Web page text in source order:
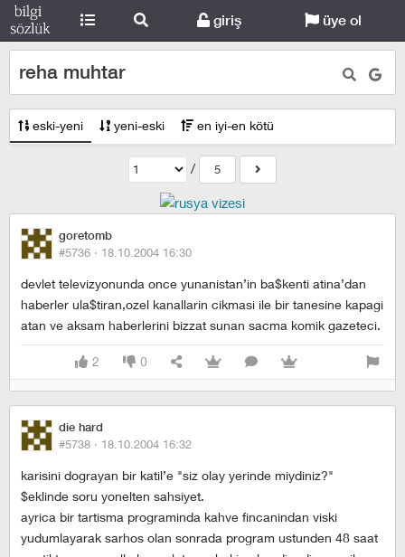
giriş üye ol
reha muhtar
eski-yeni yeni-eski en iyi-en kötü
/ 5
goretomb
#5736 · 18.10.2004 16:30
devlet televizyonunda once yunanistan’in ba$kenti atina’dan
haberler ula$tiran,ozel kanallarin cikmasi ile bir tanesine kapagi
atan ve aksam haberlerini bizzat sunan sacma komik gazeteci.
2 0
die hard
#5738 · 18.10.2004 16:32
karisini dograyan bir katil’e "siz olay yerinde miydiniz?"
$eklinde soru yonelten sahsiyet.
ayrica bir tartisma programinda kahve fincanindan viski
yudumlayarak sarhos olan sonrada program ustunden 48 saat